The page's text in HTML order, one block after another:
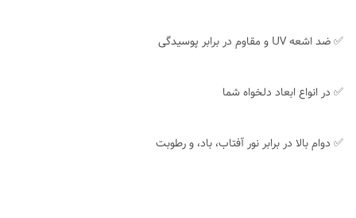
✅ ضد اشعه UV و مقاوم در برابر پوسیدگی
✅ در انواع ابعاد دلخواه شما
✅ دوام بالا در برابر نور آفتاب، باد، و رطوبت